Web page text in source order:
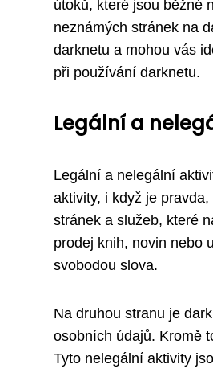
útoků, které jsou běžné
neznámých stránek na
darknetu a mohou vás
při používání darknetu.
Legální a
Legální a nelegální
aktivity, i když je
stránek a služeb, které
prodej knih, novin nebo
svobodou slova.
Na druhou stranu je
osobních údajů. Kromě
Tyto nelegální aktivity